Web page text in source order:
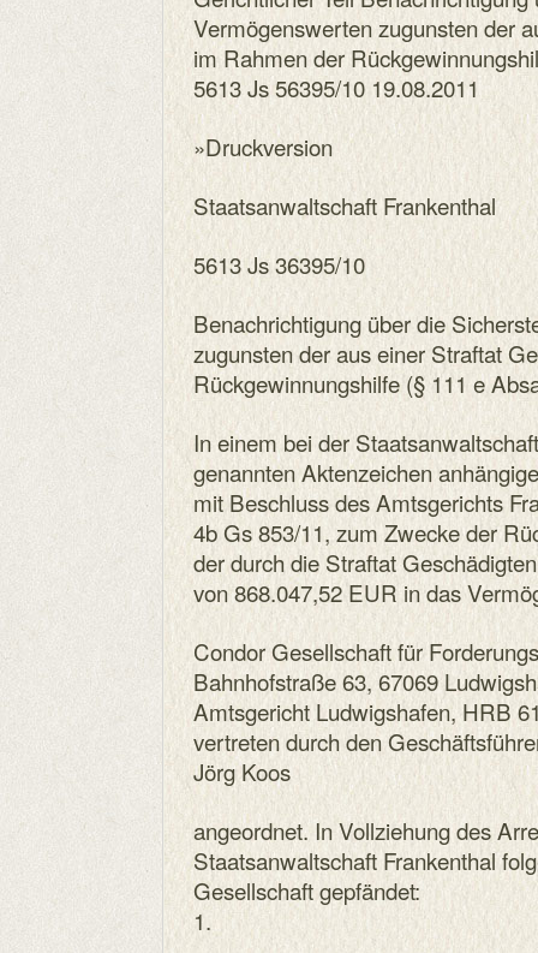
Vermögenswerten zugunsten der
im Rahmen der
5613 Js 56395/10 19.08.2011
»Druckversion
Staatsanwaltschaft Frankenthal
5613 Js 36395/10
Benachrichtigung über die
zugunsten der aus einer Straftat
Rückgewinnungshilfe (§ 111 e
In einem bei der
genannten Aktenzeichen
mit Beschluss des Amtsgerichts
4b Gs 853/11, zum Zwecke der
der durch die Straftat
von 868.047,52 EUR in das
Condor Gesellschaft für
Bahnhofstraße 63, 67069
Amtsgericht Ludwigshafen, HRB
vertreten durch den
Jörg Koos
angeordnet. In Vollziehung des
Staatsanwaltschaft Frankenthal
Gesellschaft gepfändet:
1.